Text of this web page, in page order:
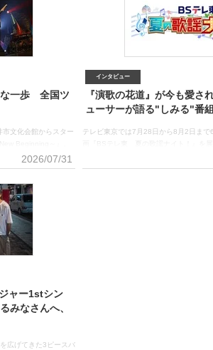
規模を拡大。昨年12
た。5組38人の一大
に拡張している
2026/27付現在）で
上段から）FRUITS
35周年記念ソングとして書き下ろした
ィー」を配信。今後も全国ツアーや伝説
ど、多彩な展開が続く。最新曲に凝縮さ
さらにオリコン・モニターリサーチの調
な一歩 全国ツ
文化会館からスター
26日、東京・LINE
8年目を迎えた新浜
味する「New
ツアー。そのファイ
ンサートツアー 2026
げたツアーファイナ
謡シングルランキン
続でTOP10入りを果
2026/07/31
インタビュー
『演歌の花道』が今も愛
ューサーが語る"しみる"番
テレビ東京では7月28日から8月2日ま
る『BS演歌の花道』をはじめ、演歌や
組を放送している。今回は、同番組を
ャー1stシン
みなさんへ、
広げてきた3ピースバ